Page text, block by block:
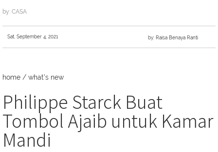
by: CASA
Sat, September 4, 2021 by: Raisa Benaya Ranti
home / what's new
Philippe Starck Buat
Tombol Ajaib untuk Kamar
Mandi